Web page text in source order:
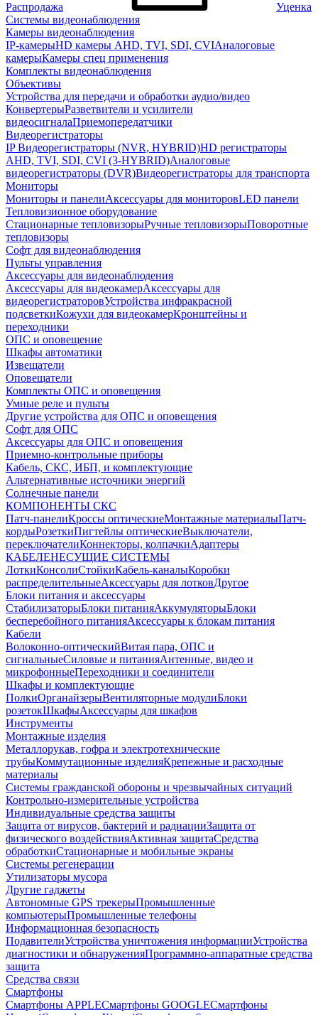
Распродажа
Уценка
Системы видеонаблюдения
Камеры видеонаблюдения
IP-камерыHD камеры AHD, TVI, SDI, CVIАналоговые
камерыКамеры спец применения
Комплекты видеонаблюдения
Объективы
Устройства для передачи и обработки аудио/видео
КонвертерыРазветвители и усилители
видеосигналаПриемопередатчики
Видеорегистраторы
IP Видеорегистраторы (NVR, HYBRID)HD регистраторы
AHD, TVI, SDI, CVI (3-HYBRID)Аналоговые
видеорегистраторы (DVR)Видеорегистраторы для транспорта
Мониторы
Мониторы и панелиАксессуары для мониторовLED панели
Тепловизионное оборудование
Стационарные тепловизорыРучные тепловизорыПоворотные
тепловизоры
Софт для видеонаблюдения
Пульты управления
Аксессуары для видеонаблюдения
Аксессуары для видеокамерАксессуары для
видеорегистраторовУстройства инфракрасной
подсветкиКожухи для видеокамерКронштейны и
переходники
ОПС и оповещение
Шкафы автоматики
Извещатели
Оповещатели
Комплекты ОПС и оповещения
Умные реле и пульты
Другие устройства для ОПС и оповещения
Софт для ОПС
Аксессуары для ОПС и оповещения
Приемно-контрольные приборы
Кабель, СКС, ИБП, и комплектующие
Альтернативные источники энергий
Солнечные панели
КОМПОНЕНТЫ СКС
Патч-панелиКроссы оптическиеМонтажные материалыПатч-
кордыРозеткиПигтейлы оптическиеВыключатели,
переключателиКоннекторы, колпачкиАдаптеры
КАБЕЛЕНЕСУЩИЕ СИСТЕМЫ
ЛоткиКонсолиСтойкиКабель-каналыКоробки
распределительныеАксессуары для лотковДругое
Блоки питания и аксессуары
СтабилизаторыБлоки питанияАккумуляторыБлоки
бесперебойного питанияАксессуары к блокам питания
Кабели
Волоконно-оптическийВитая пара, ОПС и
сигнальныеСиловые и питанияАнтенные, видео и
микрофонныеПереходники и соединители
Шкафы и комплектующие
ПолкиОрганайзерыВентиляторные модулиБлоки
розетокШкафыАксессуары для шкафов
Инструменты
Монтажные изделия
Металлорукав, гофра и электротехнические
трубыКоммутационные изделияКрепежные и расходные
материалы
Системы гражданской обороны и чрезвычайных ситуаций
Контрольно-измерительные устройства
Индивидуальные средства защиты
Защита от вирусов, бактерий и радиацииЗащита от
физического воздействияАктивная защитаСредства
обработкиСтационарные и мобильные экраны
Системы регенерации
Утилизаторы мусора
Другие гаджеты
Автономные GPS трекерыПромышленные
компьютерыПромышленные телефоны
Информационная безопасность
ПодавителиУстройства уничтожения информацииУстройства
диагностики и обнаруженияПрограммно-аппаратные средства
защита
Средства связи
Смартфоны
Смартфоны APPLEСмартфоны GOOGLEСмартфоны